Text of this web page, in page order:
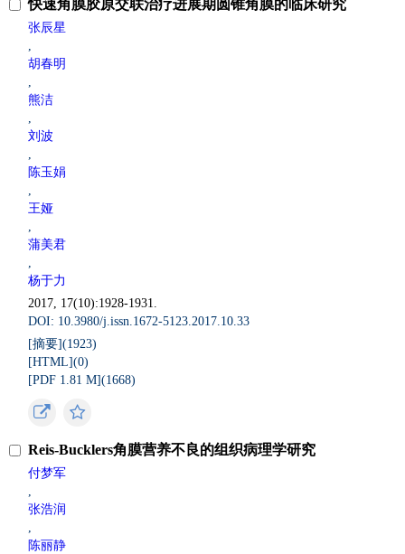
快速角膜胶原交联治疗进展期圆锥角膜的临床研究
张辰星
,
胡春明
,
熊洁
,
刘波
,
陈玉娟
,
王娅
,
蒲美君
,
杨于力
2017, 17(10):1928-1931.
DOI: 10.3980/j.issn.1672-5123.2017.10.33
[摘要](1923)
[HTML](0)
[PDF 1.81 M](1668)
Reis-Bucklers角膜营养不良的组织病理学研究
付梦军
,
张浩润
,
陈丽静